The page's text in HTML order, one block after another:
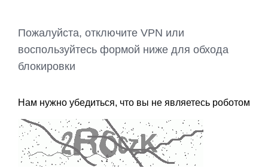
Пожалуйста, отключите VPN или
воспользуйтесь формой ниже для обхода
блокировки
Нам нужно убедиться, что вы не являетесь роботом